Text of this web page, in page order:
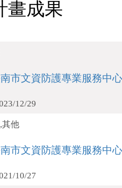
畫成果
市文資防護專業服務中
12/29
其他
市文資防護專業服務中
10/27